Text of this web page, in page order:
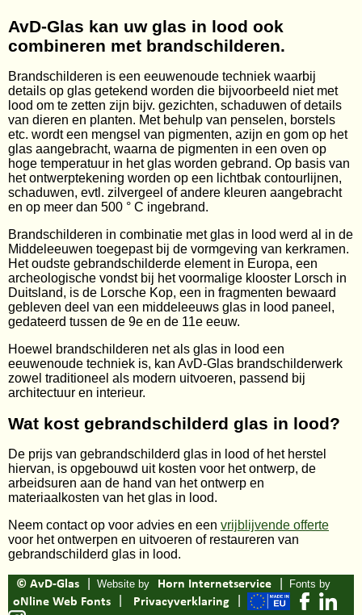
AvD-Glas kan uw glas in lood ook
combineren met brandschilderen.
Brandschilderen is een eeuwenoude techniek waarbij
details op glas getekend worden die bijvoorbeeld niet met
lood om te zetten zijn bijv. gezichten, schaduwen of details
van dieren en planten. Met behulp van penselen, borstels
etc. wordt een mengsel van pigmenten, azijn en gom op het
glas aangebracht, waarna de pigmenten in een oven op
hoge temperatuur in het glas worden gebrand. Op basis van
het ontwerptekening worden op een lichtbak contourlijnen,
schaduwen, evtl. zilvergeel of andere kleuren aangebracht
en op meer dan 500 ° C ingebrand.
Brandschilderen in combinatie met glas in lood werd al in de
Middeleeuwen toegepast bij de vormgeving van kerkramen.
Het oudste gebrandschilderde element in Europa, een
archeologische vondst bij het voormalige klooster Lorsch in
Duitsland, is de Lorsche Kop, een in fragmenten bewaard
gebleven deel van een middeleeuws glas in lood paneel,
gedateerd tussen de 9e en de 11e eeuw.
Hoewel brandschilderen net als glas in lood een
eeuwenoude techniek is, kan AvD-Glas brandschilderwerk
zowel traditioneel als modern uitvoeren, passend bij
architectuur en interieur.
Wat kost gebrandschilderd glas in lood?
De prijs van gebrandschilderd glas in lood of het herstel
hiervan, is opgebouwd uit kosten voor het ontwerp, de
arbeidsuren aan de hand van het ontwerp en
materiaalkosten van het glas in lood.
Neem contact op voor advies en een vrijblijvende offerte
voor het ontwerpen en uitvoeren of restaureren van
gebrandschilderd glas in lood.
© AvD-Glas Website by Horn Internetservice Fonts by
oNline Web Fonts Privacyverklaring